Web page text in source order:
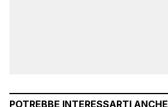
POTREBBE INTERESSARTI ANCHE